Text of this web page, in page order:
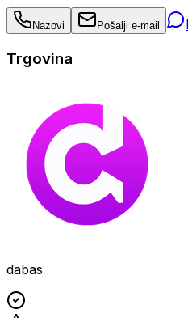
Nazovi Pošalji e-mail
Trgovina
dabas